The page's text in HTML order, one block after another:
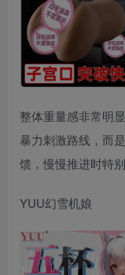
整体重量感非常明
暴力刺激路线，而
馈，慢慢推进时特
YUU幻雪机娘